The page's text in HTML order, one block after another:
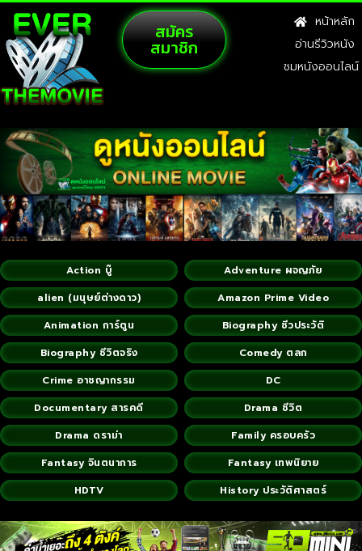
สมัคร
สมาชิก
หน้าหลัก
อ่านรีวิวหนัง
ชมหนังออนไลน์
Action บู๊
Adventure ผจญภัย
alien (มนุษย์ต่างดาว)
Amazon Prime Video
Animation การ์ตูน
Biography ชีวประวัติ
Biography ชีวิตจริง
Comedy ตลก
Crime อาชญากรรม
DC
Documentary สารคดี
Drama ชีวิต
Drama ดราม่า
Family ครอบครัว
Fantasy จินตนาการ
Fantasy เทพนิยาย
HDTV
History ประวัติศาสตร์